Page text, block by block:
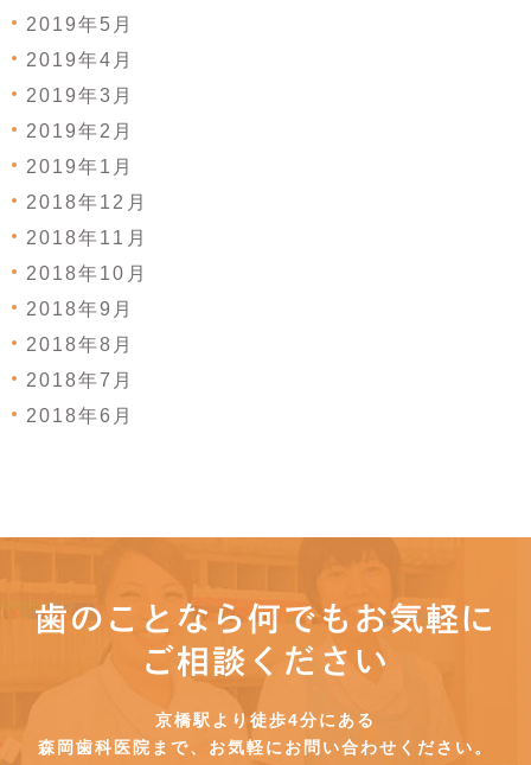
2019年5月
2019年4月
2019年3月
2019年2月
2019年1月
2018年12月
2018年11月
2018年10月
2018年9月
2018年8月
2018年7月
2018年6月
歯のことなら何でもお気軽に
ご相談ください
京橋駅より徒歩4分にある
森岡歯科医院まで、お気軽にお問い合わせください。